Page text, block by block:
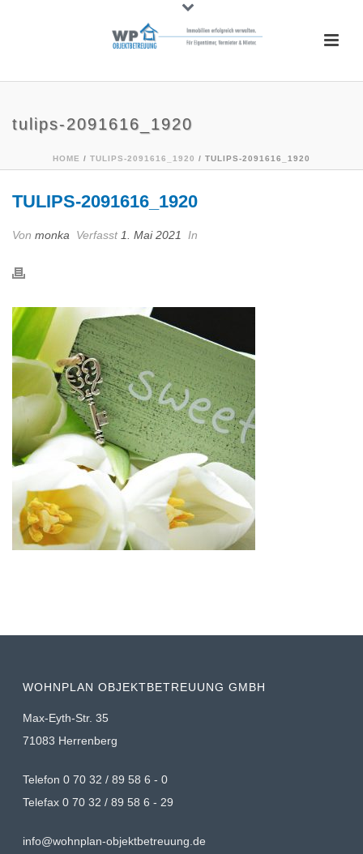
tulips-2091616_1920
HOME / TULIPS-2091616_1920 / TULIPS-2091616_1920
TULIPS-2091616_1920
Von monka Verfasst 1. Mai 2021 In
WOHNPLAN OBJEKTBETREUUNG GMBH
Max-Eyth-Str. 35
71083 Herrenberg
Telefon 0 70 32 / 89 58 6 - 0
Telefax 0 70 32 / 89 58 6 - 29
info@wohnplan-objektbetreuung.de